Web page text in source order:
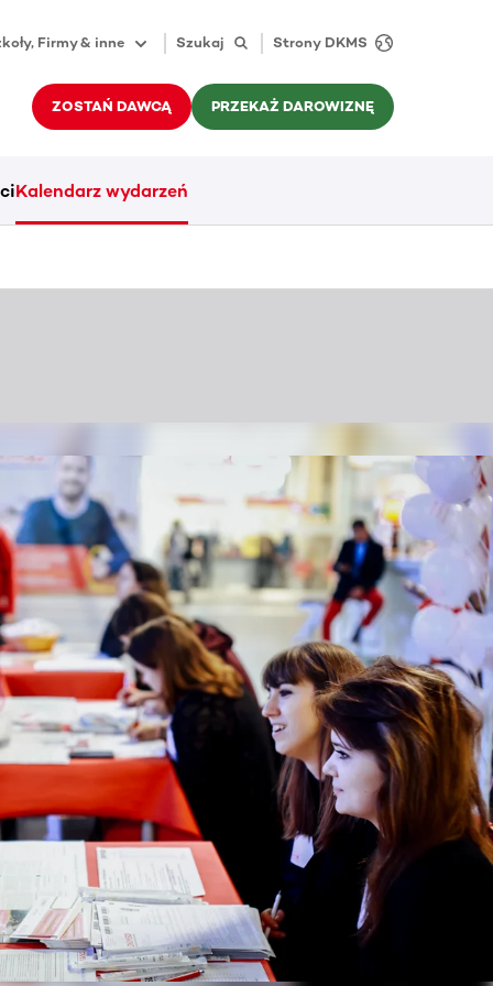
Firmy & inne Szukaj Strony DKMS
ZOSTAŃ DAWCĄ PRZEKAŻ DAROWIZNĘ
Kalendarz wydarzeń